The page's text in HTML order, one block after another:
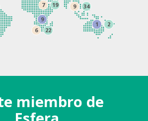
1 2
7
19
9
6
22
9
34
miembro de